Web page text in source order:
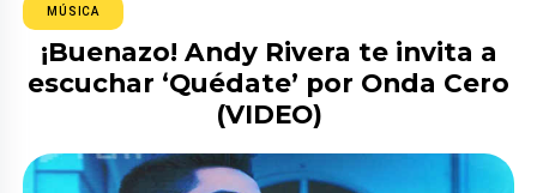
MÚSICA
¡Buenazo! Andy Rivera te invita a
escuchar ‘Quédate’ por Onda Cero
(VIDEO)